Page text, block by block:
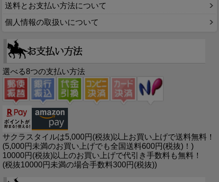
送料とお支払い方法について
個人情報の取扱いについて
選べる8つの支払い方法
サクラスタイルは5,000円(税抜)以上お買い上げで送料無料！
(5,000円未満のお買い上げでも全国送料600円(税抜)！)
10000円(税抜)以上のお買い上げで代引き手数料も無料！
(税抜10000円未満の場合手数料300円(税抜))